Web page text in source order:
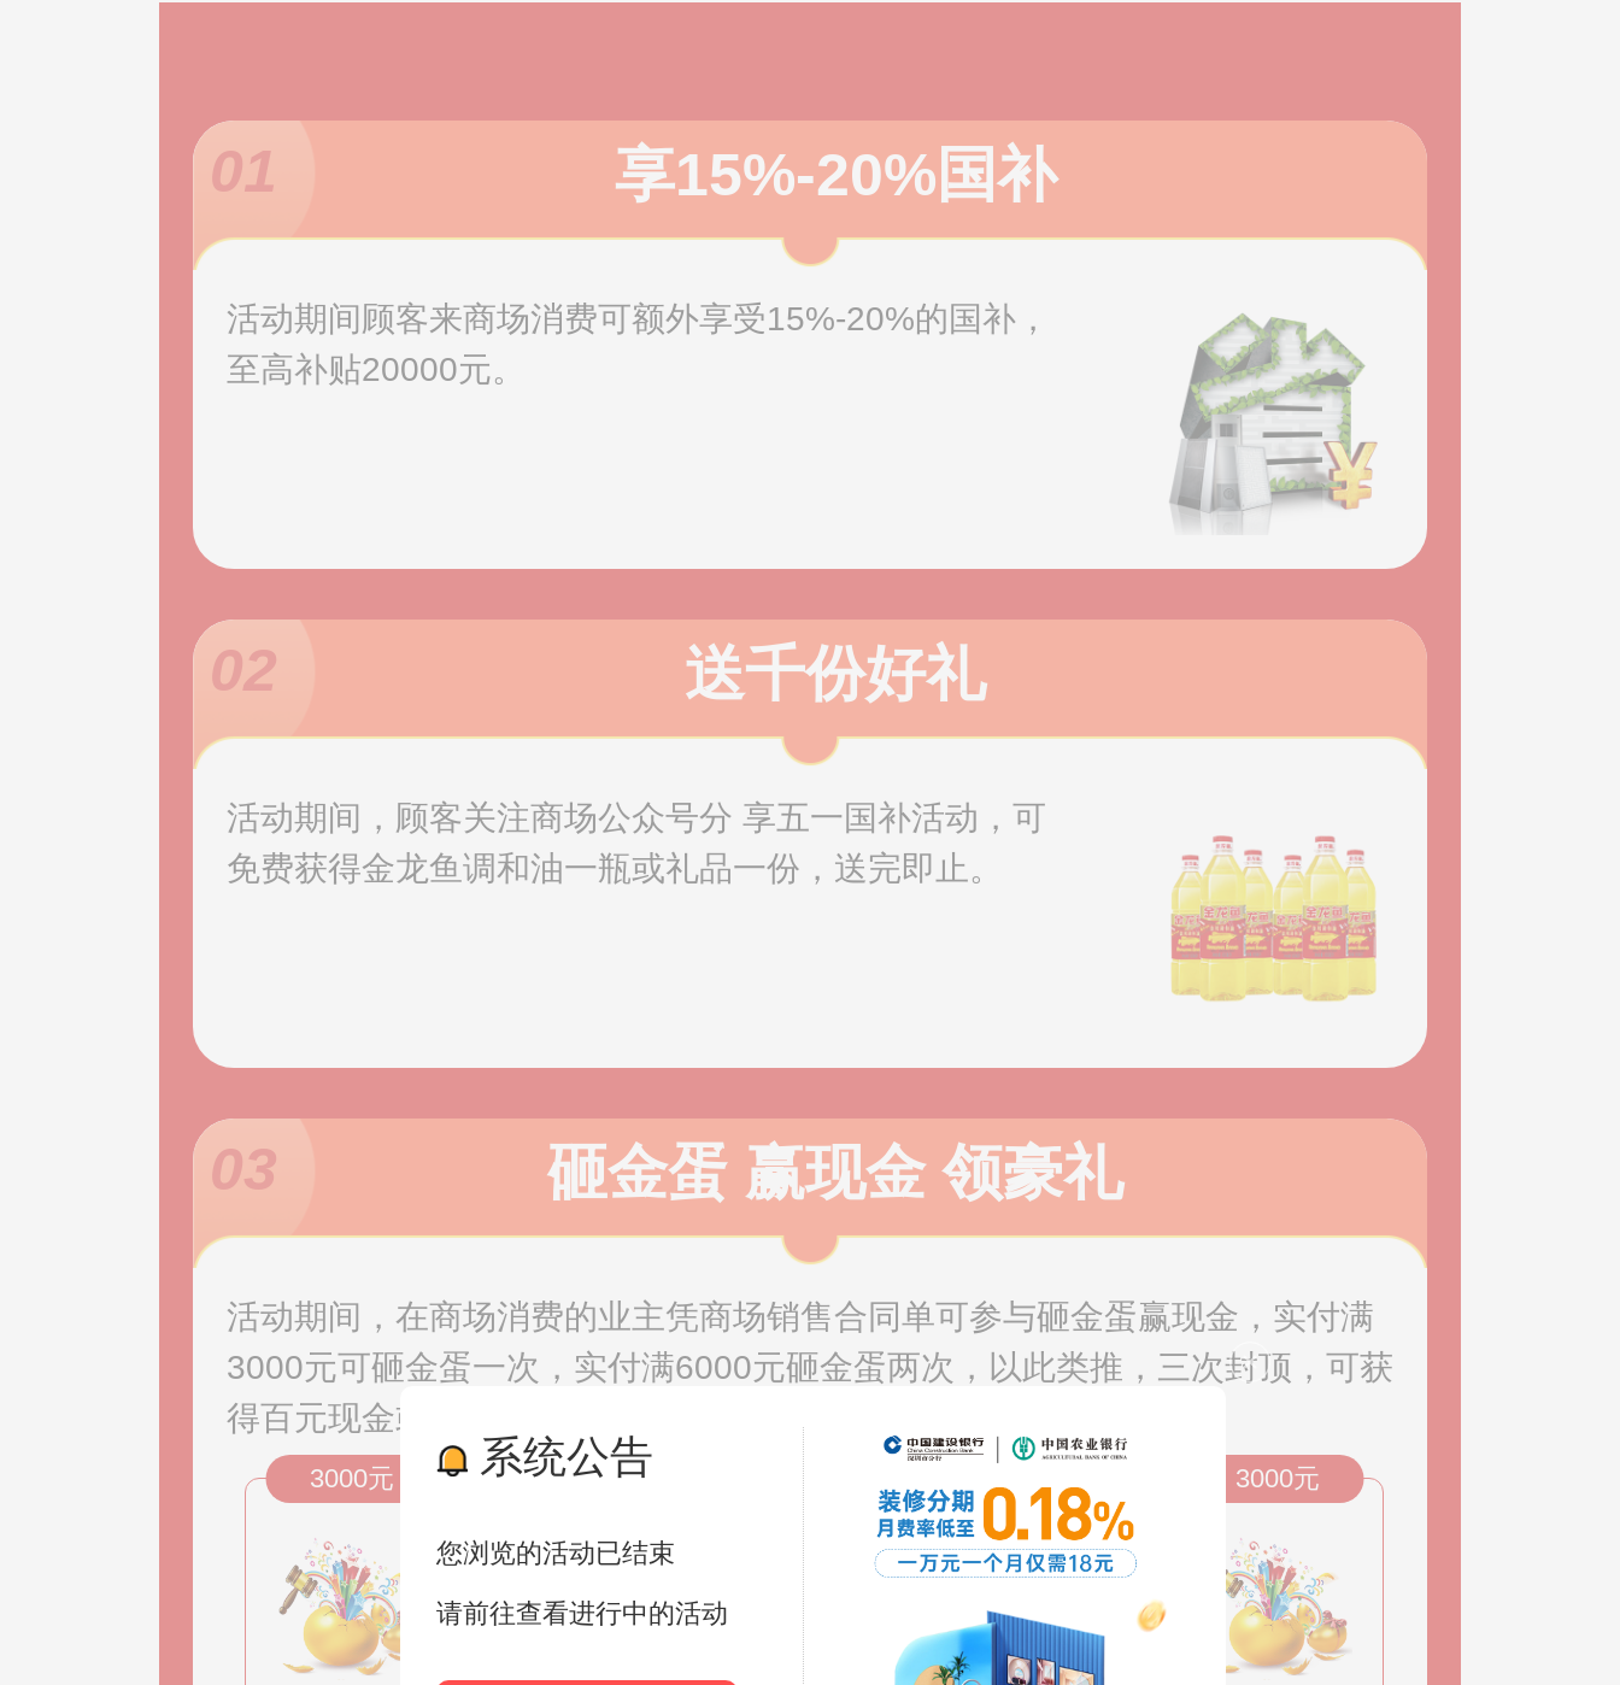
01 享15%-20%国补
活动期间顾客来商场消费可额外享受15%-20%的国补，
至高补贴20000元。
02 送千份好礼
活动期间，顾客关注商场公众号分 享五一国补活动，可
免费获得金龙鱼调和油一瓶或礼品一份，送完即止。
03 砸金蛋 赢现金 领豪礼
活动期间，在商场消费的业主凭商场销售合同单可参与砸金蛋赢现金，实付满
3000元可砸金蛋一次，实付满6000元砸金蛋两次，以此类推，三次封顶，可获
得百元现金或家居用品。
3000元 3000元 3000元 3000元
系统公告
您浏览的活动已结束
请前往查看进行中的活动